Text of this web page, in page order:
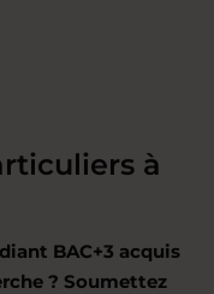
à
BAC+3 acquis
? Soumettez